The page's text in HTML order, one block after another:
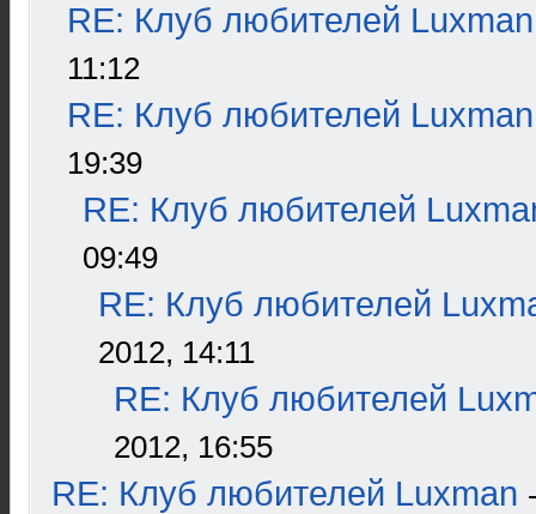
RE: Клуб любителей Luxman
11:12
RE: Клуб любителей Luxman
19:39
RE: Клуб любителей
09:49
RE: Клуб любителей
2012, 14:11
RE: Клуб любителей
2012, 16:55
RE: Клуб любителей Luxman